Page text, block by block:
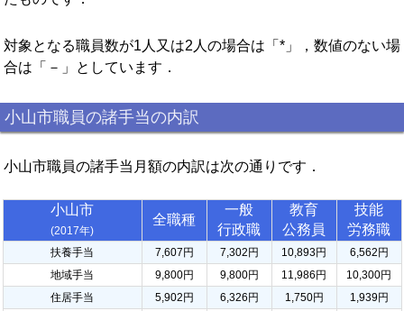
対象となる職員数が1人又は2人の場合は「*」，数値のない場
合は「－」としています．
小山市職員の諸手当の内訳
小山市職員の諸手当月額の内訳は次の通りです．
小山市
(2017年)
全職種
一般
行政職
教育
公務員
技能
労務職
扶養手当 7,607円 7,302円 10,893円
6,562円
地域手当
9,800円 9,800円 11,986円
10,300円
住居手当
5,902円 6,326円 1,750円
1,939円